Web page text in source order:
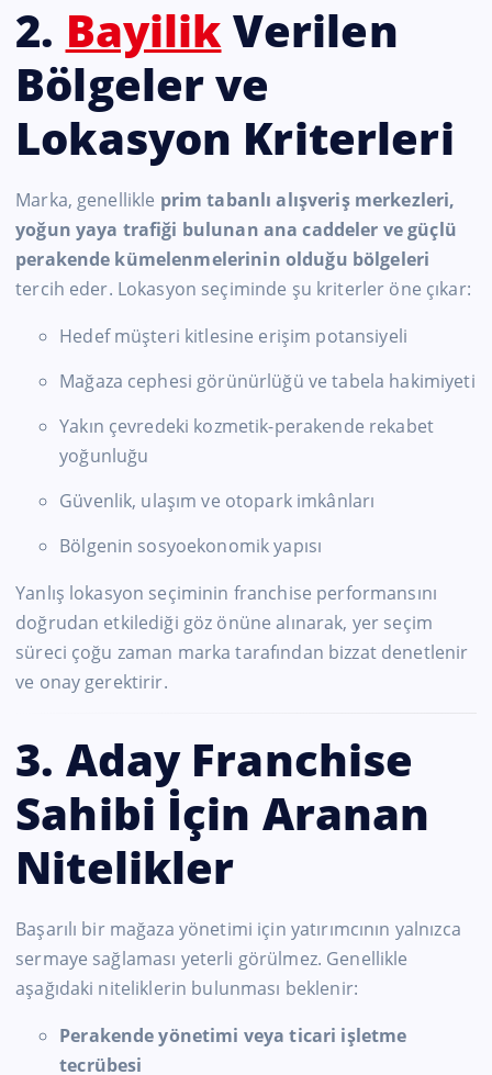
2. BayilikVerilen
Bölgeler ve
Lokasyon Kriterleri
Marka, genellikle prim tabanlı alışveriş merkezleri,
yoğun yaya trafiği bulunan ana caddeler ve güçlü
perakende kümelenmelerinin olduğu bölgeleri
tercih eder. Lokasyon seçiminde şu kriterler öne çıkar:
Hedef müşteri kitlesine erişim potansiyeli
Mağaza cephesi görünürlüğü ve tabela hakimiyeti
Yakın çevredeki kozmetik-perakende rekabet
yoğunluğu
Güvenlik, ulaşım ve otopark imkânları
Bölgenin sosyoekonomik yapısı
Yanlış lokasyon seçiminin franchise performansını
doğrudan etkilediği göz önüne alınarak, yer seçim
süreci çoğu zaman marka tarafından bizzat denetlenir
ve onay gerektirir.
3. Aday Franchise
Sahibi İçin Aranan
Nitelikler
Başarılı bir mağaza yönetimi için yatırımcının yalnızca
sermaye sağlaması yeterli görülmez. Genellikle
aşağıdaki niteliklerin bulunması beklenir:
Perakende yönetimi veya ticari işletme
tecrübesi